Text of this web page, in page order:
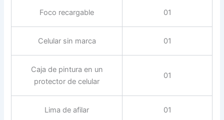
Foco recargable 01
Celular sin marca 01
Caja de pintura en un
protector de celular
01
Lima de afilar 01